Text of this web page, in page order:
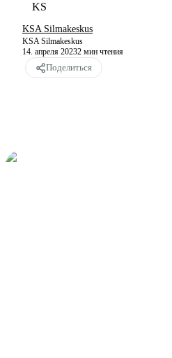
KS
KSA Silmakeskus
KSA Silmakeskus
14. апреля 20232 мин чтения
Поделиться